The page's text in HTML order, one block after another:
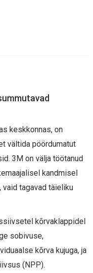
keskkonnas, on
vältida pöördumatut
3M on välja töötanud
kandmisel
tagavad täieliku
kõrvaklappidel
sobivuse,
kõrva kujuga, ja
(NPP).